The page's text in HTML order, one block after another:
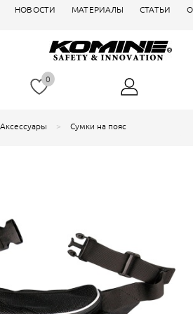
НОВОСТИ МАТЕРИАЛЫ СТАТЬИ
0
Аксессуары Сумки на пояс